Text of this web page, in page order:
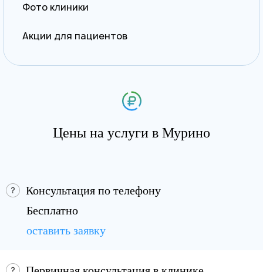
Фото клиники
Акции для пациентов
Цены на услуги в Мурино
Консультация по телефону
Бесплатно
оставить заявку